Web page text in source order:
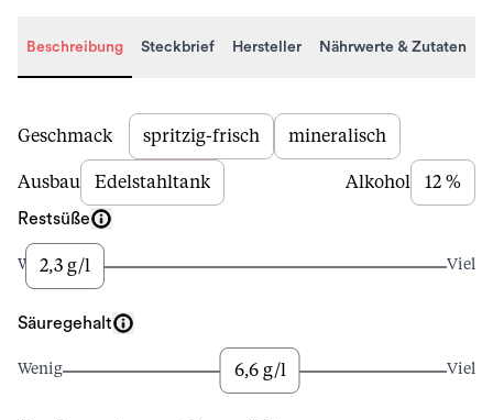
Beschreibung Steckbrief Hersteller Nährwerte & Zutaten
Beschreibung
Geschmack spritzig-frisch mineralisch
Ausbau Edelstahltank Alkohol 12 %
Restsüße
Wenig2,3 g/l Viel
Säuregehalt
Wenig 6,6 g/l Viel